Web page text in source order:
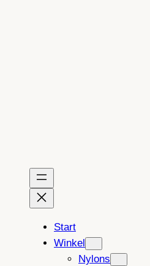
Start
Winkel
Nylons